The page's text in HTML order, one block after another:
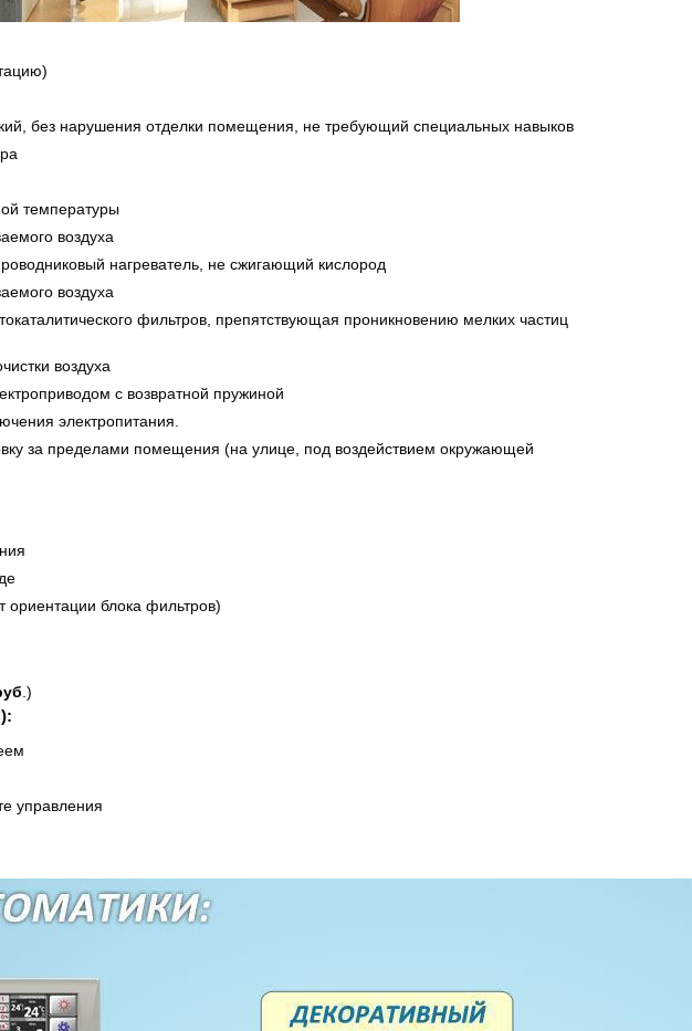
без нарушения отделки помещения, не требующий специальных навыков
температуры
воздуха
нагреватель, не сжигающий кислород
воздуха
фильтров, препятствующая проникновению мелких частиц
воздуха
с возвратной пружиной
электропитания.
за пределами помещения (на улице, под воздействием окружающей
ориентации блока фильтров)
.)
управления